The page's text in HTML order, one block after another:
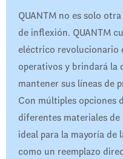
QUANTM no es solo
de inflexión. QUANTM
eléctrico revolucionario
operativos y brindará la
mantener sus líneas de
Con múltiples opciones
diferentes materiales
ideal para la mayoría de
como un reemplazo